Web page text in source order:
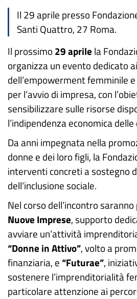
Il 29 aprile presso
Santi Quattro, 27 Roma.
Il prossimo 29 aprile la
organizza un evento dedicato
dell’empowerment femminile
per l’avvio di impresa, con
sensibilizzare sulle risorse
l’indipendenza economica delle
Da anni impegnata nella
donne e dei loro figli, la
interventi concreti a sostegno
dell’inclusione sociale.
Nel corso dell’incontro
Nuove Imprese, supporto
avviare un’attività
“Donne in Attivo”, volto a
finanziaria, e“Futurae”,
sostenere l’imprenditorialità
particolare attenzione ai